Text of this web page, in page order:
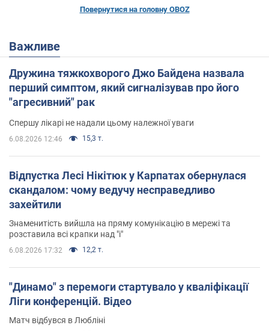
Повернутися на головну OBOZ
Важливе
Дружина тяжкохворого Джо Байдена назвала
перший симптом, який сигналізував про його
"агресивний" рак
Спершу лікарі не надали цьому належної уваги
6.08.2026 12:46 15,3 т.
Відпустка Лесі Нікітюк у Карпатах обернулася
скандалом: чому ведучу несправедливо
захейтили
Знаменитість вийшла на пряму комунікацію в мережі та
розставила всі крапки над "і"
6.08.2026 17:32 12,2 т.
"Динамо" з перемоги стартувало у кваліфікації
Ліги конференцій. Відео
Матч відбувся в Любліні